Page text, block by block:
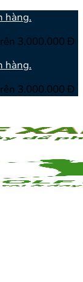
hàng.
3.000.000 Đ
hàng.
3.000.000 Đ